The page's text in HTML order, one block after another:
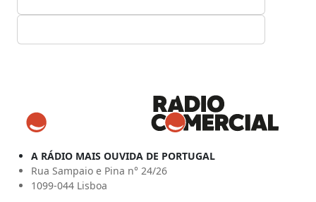
A RÁDIO MAIS OUVIDA DE PORTUGAL
Rua Sampaio e Pina n° 24/26
1099-044 Lisboa